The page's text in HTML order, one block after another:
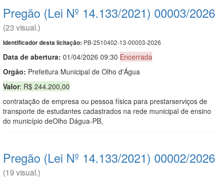
Pregão (Lei Nº 14.133/2021) 00003/2026
(23 visual.)
Identificador desta licitação: PB-2510402-13-00003-2026
Data de abertura: 01/04/2026 09:30 Encerrada
Orgão: Prefeitura Municipal de Olho d'Água
Valor: R$ 244.200,00
contratação de empresa ou pessoa física para prestarserviços de
transporte de estudantes cadastrados na rede municipal de ensino
do município deOlho Dágua-PB,
Pregão (Lei Nº 14.133/2021) 00002/2026
(19 visual.)